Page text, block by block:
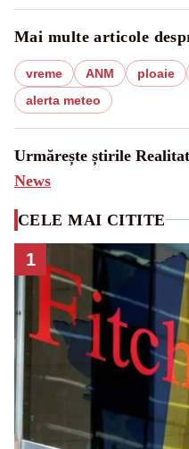
Mai multe articole
vreme ANM ploaie
alerta meteo
Urmărește știrile
News
CELE MAI CITITE
1